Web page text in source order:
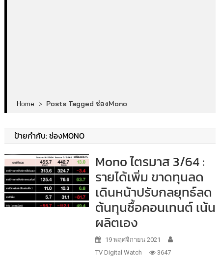
Home > Posts Tagged ช่องMono
ป้ายกำกับ:ช่องMONO
Mono ไตรมาส 3/64 :
รายได้เพิ่ม ขาดทุนลด
เดินหน้าปรับกลยุทธ์ลด
ต้นทุนซื้อคอนเทนต์ เน้น
ผลิตเอง
19 พฤศจิกายน 2021
TV Digital Watch
3647